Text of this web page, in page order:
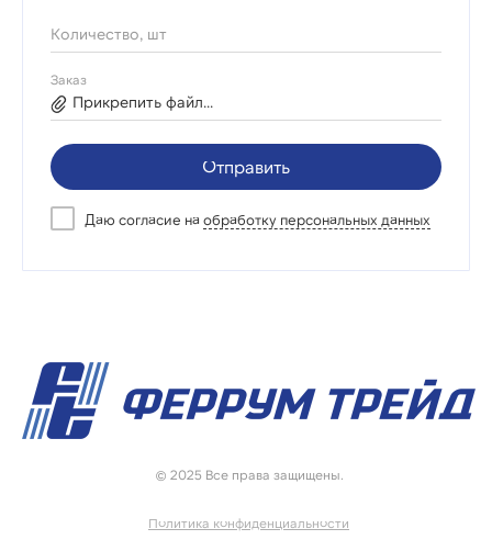
Количество, шт
Заказ
Прикрепить файл...
Отправить
Даю согласие на обработку персональных данных
© 2025 Все права защищены.
Политика конфиденциальности